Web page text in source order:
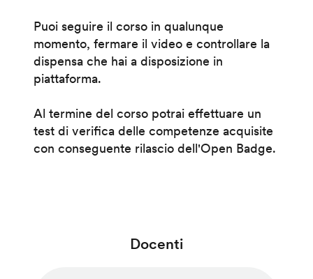
Puoi seguire il corso in qualunque
momento, fermare il video e controllare la
dispensa che hai a disposizione in
piattaforma.
Al termine del corso potrai effettuare un
test di verifica delle competenze acquisite
con conseguente rilascio dell'Open Badge.
Docenti